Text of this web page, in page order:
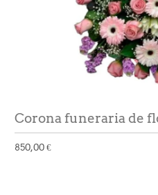
Corona funeraria de
850,00 €